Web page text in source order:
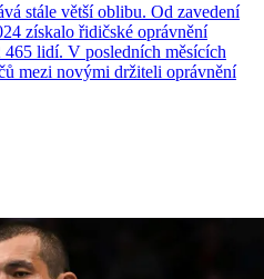
stále větší oblibu. Od zavedení
získalo řidičské oprávnění
lidí. V posledních měsících
mezi novými držiteli oprávnění